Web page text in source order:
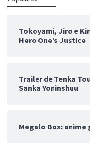
Tokoyami, Jiro e
Hero One’s Justice
Trailer de Tenka
Sanka Yoninshuu
Megalo Box: